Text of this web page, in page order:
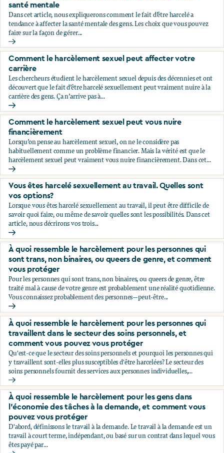
santé mentale
Dans cet article, nous expliquerons comment le fait d’être harcelé a
tendance à affecter la santé mentale des gens. Les choix que vous pouvez
faire sur la façon de gérer...
Comment le harcèlement sexuel peut affecter votre santé
Comment le harcèlement sexuel peut affecter votre
carrière
Les chercheurs étudient le harcèlement sexuel depuis des décennies et ont
découvert que le fait d’être harcelé sexuellement peut vraiment nuire à la
carrière des gens. Ça n’arrive pas à...
Comment le harcèlement sexuel peut affecter votre
Comment le harcèlement sexuel peut vous nuire
financièrement
Lorsqu’on pense au harcèlement sexuel, on ne le considère pas
habituellement comme un problème financier. Mais la vérité est que le
harcèlement sexuel peut vraiment vous nuire financièrement. Dans cet...
Comment le harcèlement sexuel peut vous nuire
Vous êtes harcelé sexuellement au travail. Quelles sont
vos options?
Lorsque vous êtes harcelé sexuellement au travail, il peut être difficile de
savoir quoi faire, ou même de savoir quelles sont les possibilités. Dans cet
article, nous décrirons vos trois...
Vous êtes harcelé sexuellement au travail. Quelles sont vos
À quoi ressemble le harcèlement pour les personnes qui
sont trans, non binaires, ou queers de genre, et comment
vous protéger
Pour les personnes qui sont trans, non binaires, ou queers de genre, être
traité mal à cause de votre genre est probablement une réalité quotidienne.
Vous connaissez probablement des personnes—peut-être...
À quoi ressemble le harcèlement pour les personnes qui
À quoi ressemble le harcèlement pour les personnes qui
travaillent dans le secteur des soins personnels, et
comment vous pouvez vous protéger
Qu'est-ce que le secteur des soins personnels et pourquoi les personnes qui
y travaillent sont-elles plus susceptibles d'être harcelées? Le secteur des
soins personnels fournit des services aux personnes individuelles,...
À quoi ressemble le harcèlement pour les personnes qui
À quoi ressemble le harcèlement pour les gens dans
l'économie des tâches à la demande, et comment vous
pouvez vous protéger
D'abord, définissons le travail à la demande. Le travail à la demande est un
travail à court terme, indépendant, ou basé sur un contrat dans lequel vous
êtes payé par...